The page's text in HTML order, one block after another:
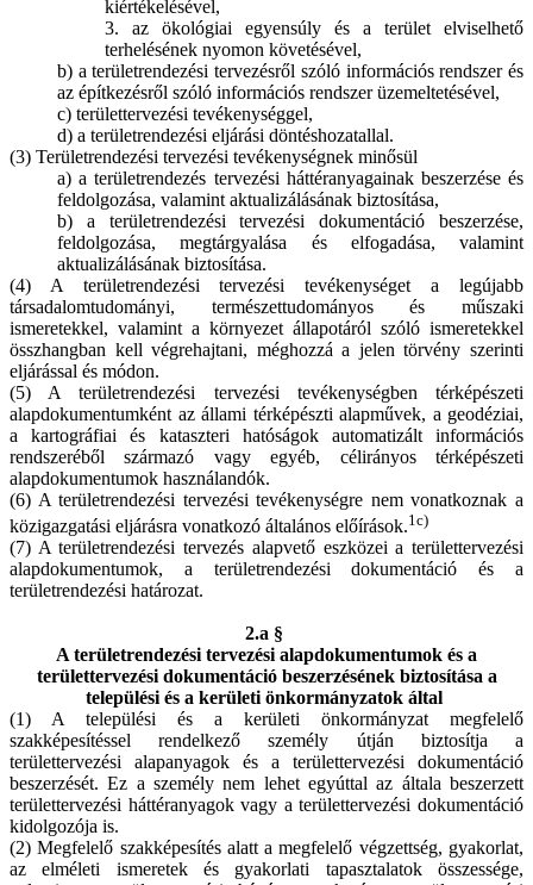
kiértékelésével,
3. az ökológiai egyensúly és a terület elviselhető
terhelésének nyomon követésével,
b) a területrendezési tervezésről szóló információs rendszer és
az építkezésről szóló információs rendszer üzemeltetésével,
c) területtervezési tevékenységgel,
d) a területrendezési eljárási döntéshozatallal.
(3) Területrendezési tervezési tevékenységnek minősül
a) a területrendezés tervezési háttéranyagainak beszerzése és
feldolgozása, valamint aktualizálásának biztosítása,
b) a területrendezési tervezési dokumentáció beszerzése,
feldolgozása, megtárgyalása és elfogadása, valamint
aktualizálásának biztosítása.
(4) A területrendezési tervezési tevékenységet a legújabb
társadalomtudományi, természettudományos és műszaki
ismeretekkel, valamint a környezet állapotáról szóló ismeretekkel
összhangban kell végrehajtani, méghozzá a jelen törvény szerinti
eljárással és módon.
(5) A területrendezési tervezési tevékenységben térképészeti
alapdokumentumként az állami térképészti alapművek, a geodéziai,
a kartográfiai és kataszteri hatóságok automatizált információs
rendszeréből származó vagy egyéb, célirányos térképészeti
alapdokumentumok használandók.
(6) A területrendezési tervezési tevékenységre nem vonatkoznak a
közigazgatási eljárásra vonatkozó általános előírások.1c)
(7) A területrendezési tervezés alapvető eszközei a területtervezési
alapdokumentumok, a területrendezési dokumentáció és a
területrendezési határozat.
2.a §
A területrendezési tervezési alapdokumentumok és a
területtervezési dokumentáció beszerzésének biztosítása a
települési és a kerületi önkormányzatok által
(1) A települési és a kerületi önkormányzat megfelelő
szakképesítéssel rendelkező személy útján biztosítja a
területtervezési alapanyagok és a területtervezési dokumentáció
beszerzését. Ez a személy nem lehet egyúttal az általa beszerzett
területtervezési háttéranyagok vagy a területtervezési dokumentáció
kidolgozója is.
(2) Megfelelő szakképesítés alatt a megfelelő végzettség, gyakorlat,
az elméleti ismeretek és gyakorlati tapasztalatok összessége,